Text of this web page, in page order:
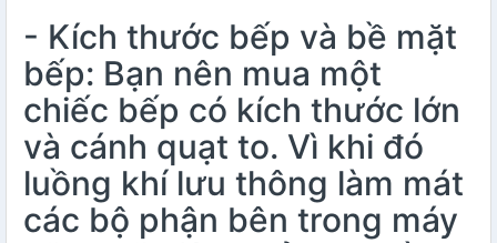
- Kích thước bếp và bề mặt
bếp: Bạn nên mua một
chiếc bếp có kích thước lớn
và cánh quạt to. Vì khi đó
luồng khí lưu thông làm mát
các bộ phận bên trong máy